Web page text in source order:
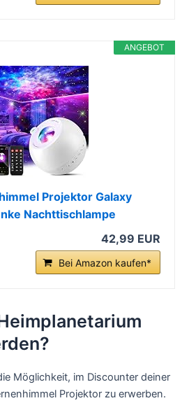
ANGEBOT
Projektor Galaxy
Nachttischlampe
42,99 EUR
Bei Amazon kaufen*
Möglichkeit, im Discounter deiner
Projektor zu erwerben.